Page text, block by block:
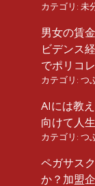
カテゴリ: 未
男女の賃
ビデンス
でポリコ
カテゴリ: つ
AIには教
向けて人
カテゴリ: つ
ペガサス
か？加盟